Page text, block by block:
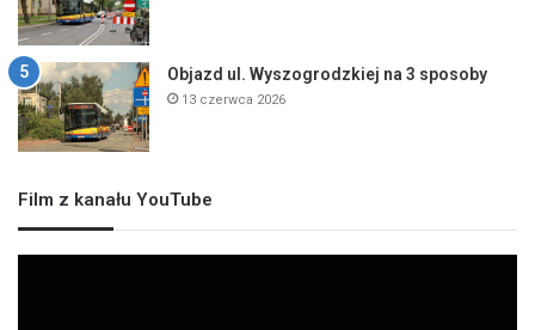
Objazd ul. Wyszogrodzkiej na 3 sposoby
13 czerwca 2026
Film z kanału YouTube